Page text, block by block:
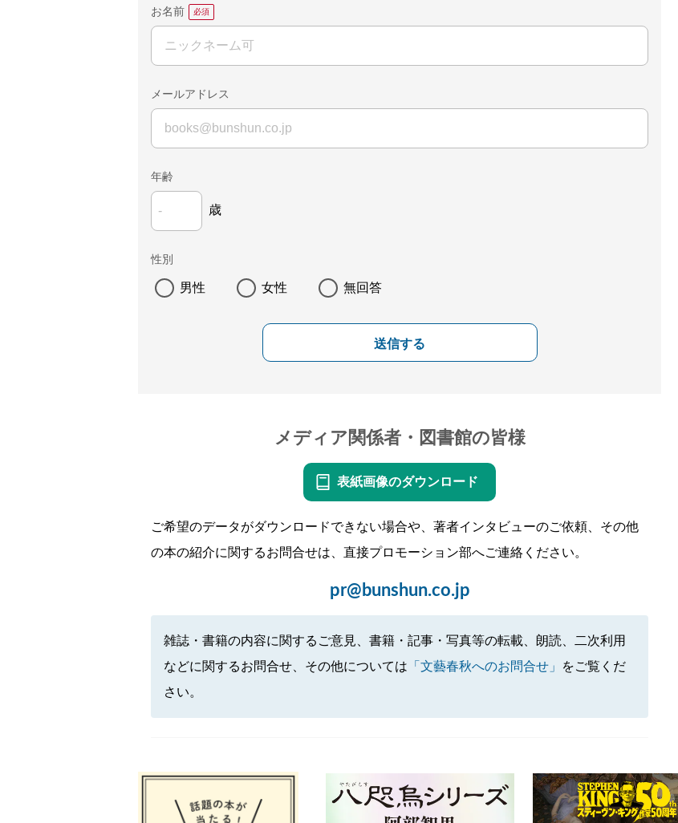
お名前
メールアドレス
年齢
歳
性別
男性 女性 無回答
送信する
メディア関係者・図書館の皆様
表紙画像のダウンロード
ご希望のデータがダウンロードできない場合や、著者インタビューのご依頼、その他
の本の紹介に関するお問合せは、直接プロモーション部へご連絡ください。
pr@bunshun.co.jp
雑誌・書籍の内容に関するご意見、書籍・記事・写真等の転載、朗読、二次利用
などに関するお問合せ、その他については 「文藝春秋へのお問合せ」
をご覧くだ
さい。